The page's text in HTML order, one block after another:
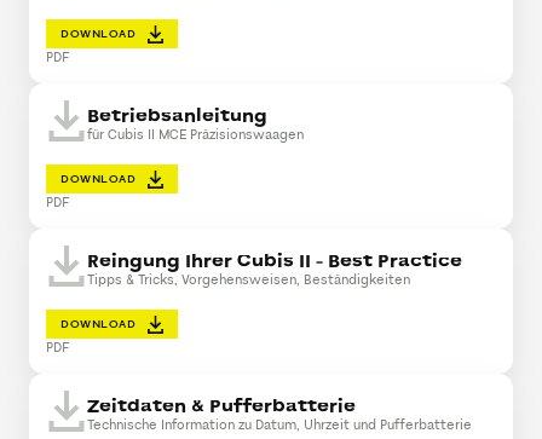
DOWNLOAD
PDF
Betriebsanleitung
für Cubis II MCE Präzisionswaagen
DOWNLOAD
PDF
Reingung Ihrer Cubis II - Best Practice
Tipps & Tricks, Vorgehensweisen, Beständigkeiten
DOWNLOAD
PDF
Zeitdaten & Pufferbatterie
Technische Information zu Datum, Uhrzeit und Pufferbatterie